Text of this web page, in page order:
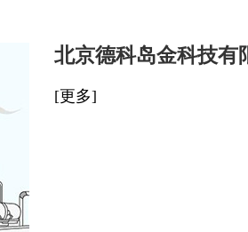
北京德科岛金科技有
[更多]